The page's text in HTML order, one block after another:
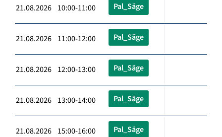
21.08.2026 10:00-11:00 Pal_Säge
21.08.2026 11:00-12:00 Pal_Säge
21.08.2026 12:00-13:00 Pal_Säge
21.08.2026 13:00-14:00 Pal_Säge
21.08.2026 15:00-16:00 Pal_Säge